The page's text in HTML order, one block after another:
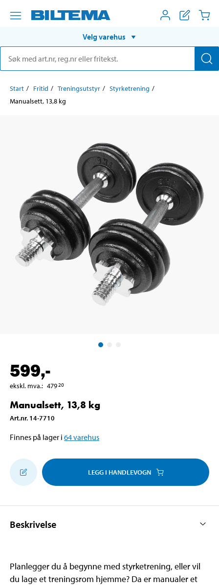
Velg varehus
Start Fritid Treningsutstyr
Styrketrening
Manualsett, 13,8 kg
599,-
ekskl. mva.: 47920
Manualsett, 13,8 kg
Art.nr. 14-7710
Finnes på lager i 64varehus
LEGG I HANDLEVOGN
Beskrivelse
Planlegger du å begynne med styrketrening, eller vil
du lage et treningsrom hjemme? Da er manualer et